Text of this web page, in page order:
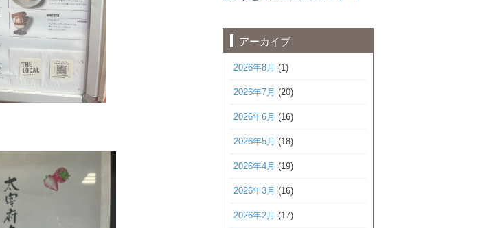
アーカイブ
2026年8月 (1)
2026年7月 (20)
2026年6月 (16)
2026年5月 (18)
2026年4月 (19)
2026年3月 (16)
2026年2月 (17)